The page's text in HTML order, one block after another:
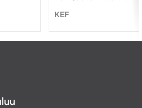
mikä takaa
ja erittäin pitkän käyttöiän.
analoginen RCA sekä
hyvin myös kotiteatterin
Tuotemerkki:
KEF